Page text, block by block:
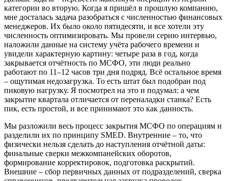
категории во вторую. Когда я пришёл в прошлую компанию,
мне досталась задача разобраться с численностью финансовых
менеджеров. Их было около пятидесяти, и все хотели эту
численность оптимизировать. Мы провели серию интервью,
наложили данные на систему учёта рабочего времени и
увидели характерную картину: четыре раза в год, когда
закрывается отчётность по МСФО, эти люди реально
работают по 11–12 часов три дня подряд. Всё остальное время
– ощутимая недозагрузка. То есть штат был подобран под
пиковую нагрузку. Я посмотрел на это и подумал: а чем
закрытие квартала отличается от переналадки станка? Есть
пик, есть простой, и все принимают это как данность.
Мы разложили весь процесс закрытия МСФО по операциям и
разделили их по принципу SMED. Внутренние – то, что
физически нельзя сделать до наступления отчётной даты:
финальные сверки межкомпанейских оборотов,
формирование корректировок, подготовка раскрытий.
Внешние – сбор первичных данных от подразделений, сверка